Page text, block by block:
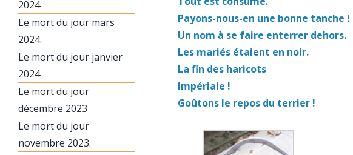
Payons-nous-en une bonne tanche !
Un nom à se faire enterrer dehors.
Les mariés étaient en noir.
La fin des haricots
Impériale !
Goûtons le repos du terrier !
2024
Le mort du jour mars
2024.
Le mort du jour janvier
2024
Le mort du jour
décembre 2023
Le mort du jour
novembre 2023.